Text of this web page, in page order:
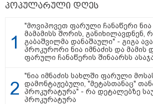
სექსუალურად
ოფიციალურად,
გადავცემ" - ეკა
განცხადებას
რა ისმინს
მომსასმენი
ჩანაწერში, სადაც
მამას ესაუბრება?
პოპულარული დღეს
"მოვიპოვეთ ფარული ჩანაწერი ნია
მამამისს შორის, განიხილავდნენ,
გაბაშვილმა დანაშაული" - გიგა
პროკურორი ნია იმნაძის და მამის
ფარული ჩანაწერის შინაარსს
"ნია იმნაძის სახლში ფარული
დამონტაჟებული, "მეტასთანაც"
პროკურატურა" - რა დეტალებზე
პროკურატურა